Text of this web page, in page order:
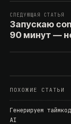
СЛЕДУЮЩАЯ СТАТЬЯ
Запускаю
90 минут —
ПОХОЖИЕ СТАТЬИ
Генерируем
AI